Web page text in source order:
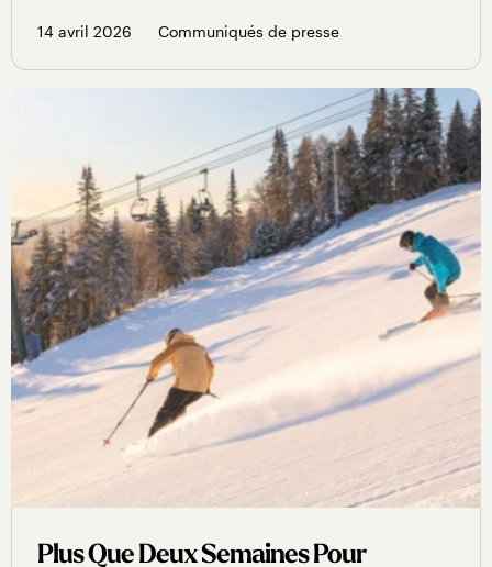
14 avril 2026 Communiqués de presse
Plus Que Deux Semaines Pour